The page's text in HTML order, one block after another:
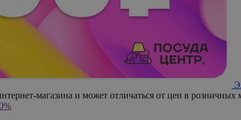
магазина и может отличаться от цен в розничных